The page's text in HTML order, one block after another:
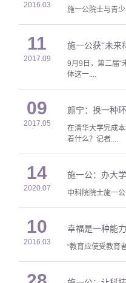
2016.03
施一公院士与青
11
2017.09
施一公获“未来
9月9日，第二届“
体这一....
09
2017.05
颜宁：换一种
在清华大学完成
着什么？记者....
14
2020.07
施一公：办大
中科院院士施一
10
2016.03
幸福是一种能力
“教育应使受教育